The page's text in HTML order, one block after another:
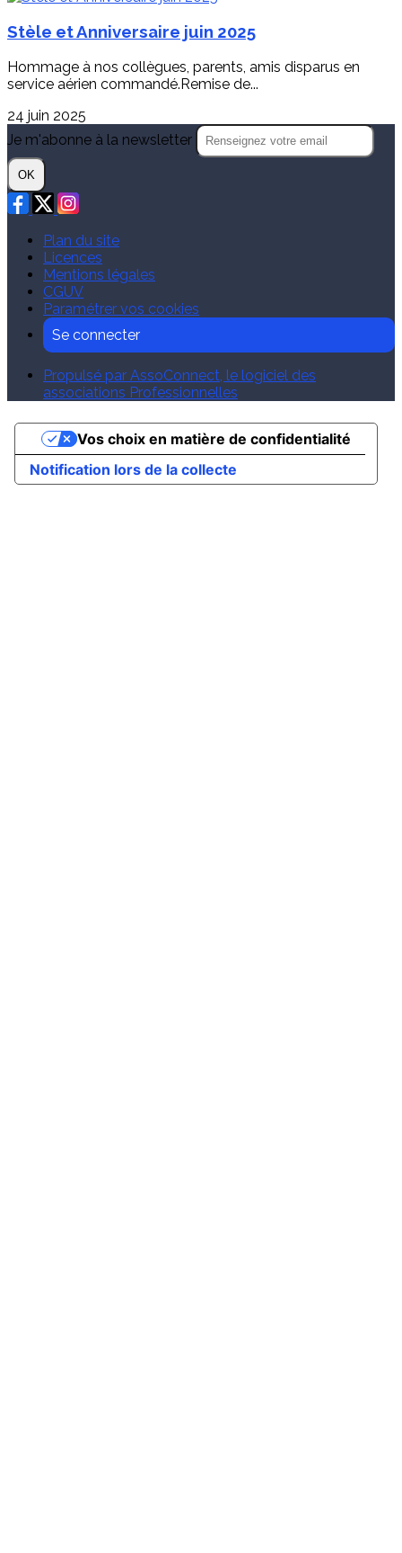
Stèle et Anniversaire juin 2025
Hommage à nos collègues, parents, amis disparus en
service aérien commandé.Remise de...
24 juin 2025
Je m'abonne à la newsletter
OK
Plan du site
Licences
Mentions légales
CGUV
Paramétrer vos cookies
Se connecter
Propulsé par AssoConnect, le logiciel des
associations Professionnelles
Notification lors de la collecte
Vos choix en matière de confidentialité